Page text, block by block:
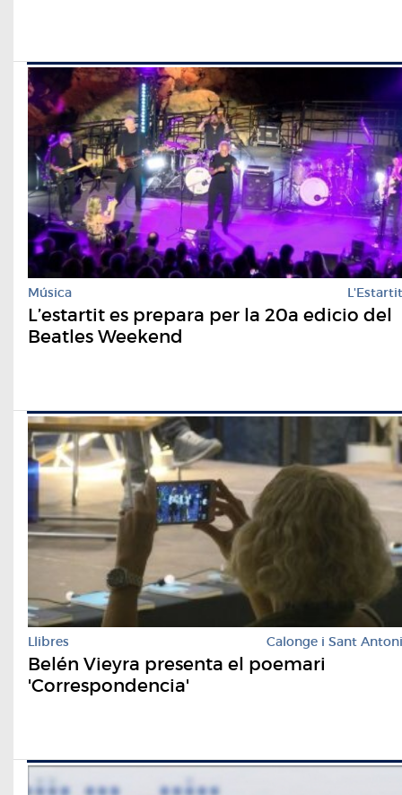
Música L'Estartit
L’estartit es prepara per la 20a edicio del
Beatles Weekend
Llibres Calonge i Sant Antoni
Belén Vieyra presenta el poemari
'Correspondencia'